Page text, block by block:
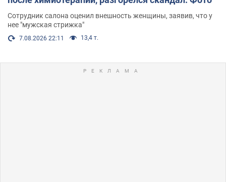
Сотрудник салона оценил внешность женщины, заявив, что у
нее "мужская стрижка"
7.08.2026 22:11 13,4 т.